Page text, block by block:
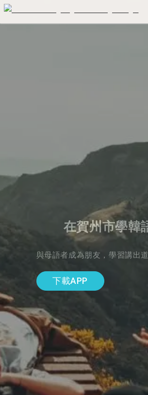
在賀州市學韓
與母語者成為朋友，學習講出
下載APP